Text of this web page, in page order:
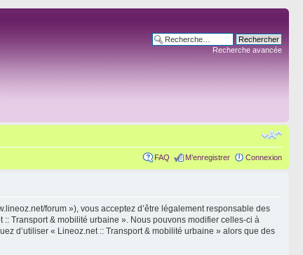
Recherche avancée
FAQ M’enregistrer Connexion
forum »), vous acceptez d’être légalement responsable des
:: Transport & mobilité urbaine ». Nous pouvons modifier celles-ci à
d’utiliser « Lineoz.net :: Transport & mobilité urbaine » alors que des